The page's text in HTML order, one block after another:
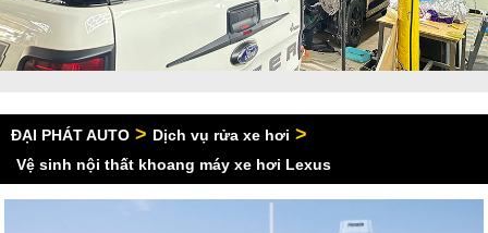
ĐẠI PHÁT AUTO > Dịch vụ rửa xe hơi >
Vệ sinh nội thất khoang máy xe hơi Lexus